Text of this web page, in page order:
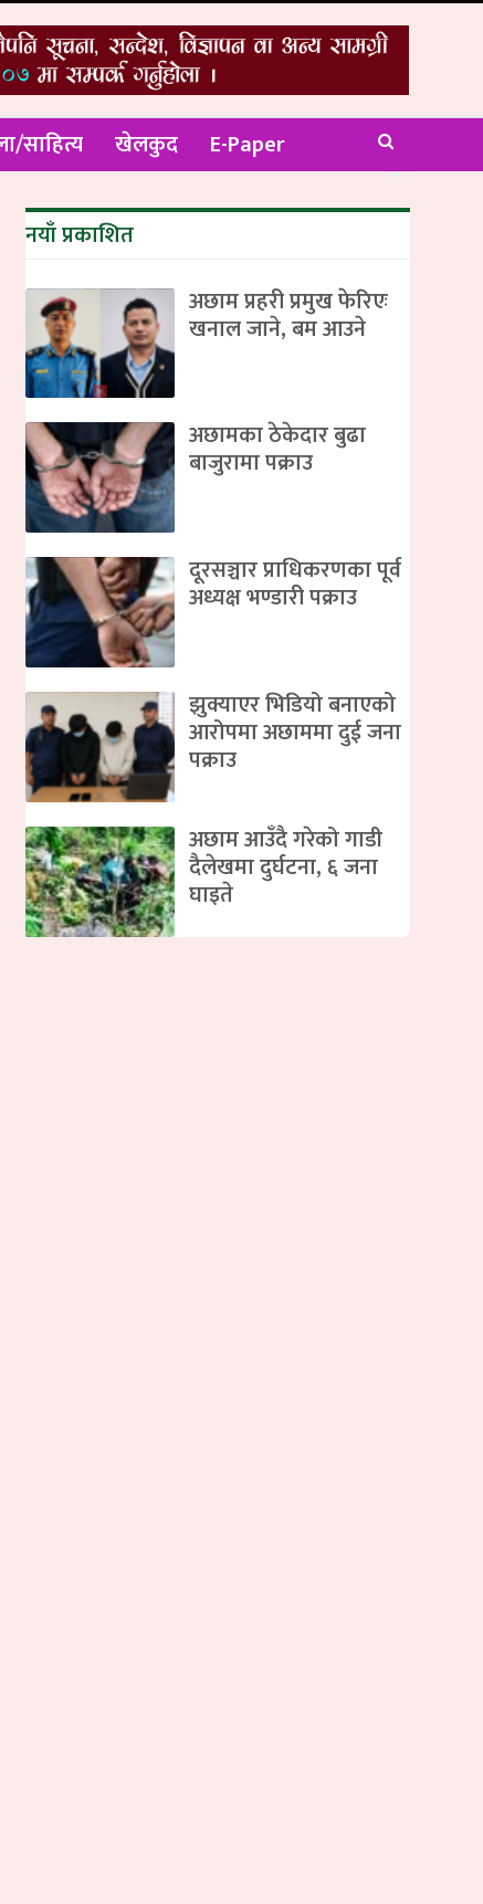
साहित्य खेलकुद E-Paper
नयाँ प्रकाशित
अछाम प्रहरी प्रमुख फेरिएः
खनाल जाने, बम आउने
अछामका ठेकेदार बुढा
बाजुरामा पक्राउ
दूरसञ्चार प्राधिकरणका पूर्व
अध्यक्ष भण्डारी पक्राउ
झुक्याएर भिडियो बनाएको
आरोपमा अछाममा दुई जना
पक्राउ
अछाम आउँदै गरेको गाडी
दैलेखमा दुर्घटना, ६ जना
घाइते